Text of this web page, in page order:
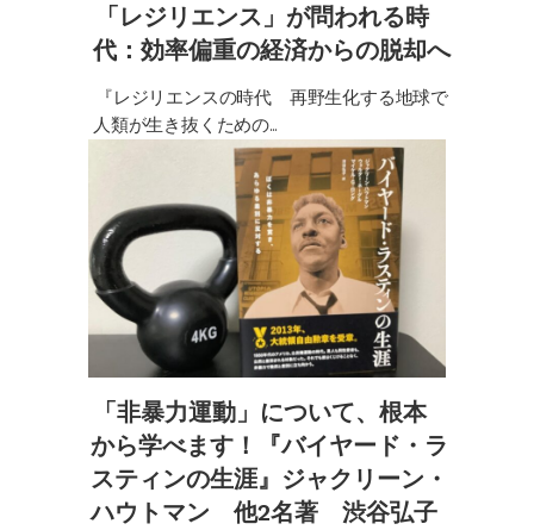
「レジリエンス」が問われる時
代：効率偏重の経済からの脱却へ
『レジリエンスの時代 再野生化する地球で
人類が生き抜くための...
「非暴力運動」について、根本
から学べます！『バイヤード・ラ
スティンの生涯』ジャクリーン・
ハウトマン 他2名著 渋谷弘子